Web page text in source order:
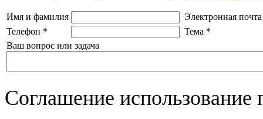
Имя и фамилия
Электронная почта
Телефон * Тема *
Ваш вопрос или задача
Соглашение